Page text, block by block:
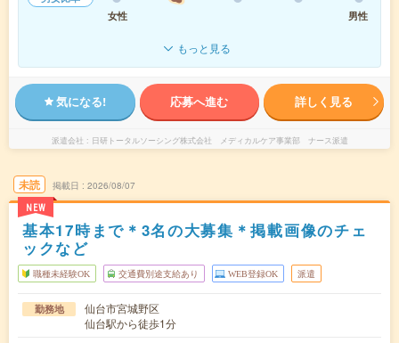
女性
男性
もっと見る
気になる! 応募へ進む 詳しく見る
派遣会社 日研トータルソーシング株式会社 メディカルケア事業部 ナース派遣
未読
NEW
掲載日 2026/08/07
基本17時まで＊3名の大募集＊掲載画像のチェ
ックなど
職種未経験OK 交通費別途支給あり WEB登録OK 派遣
勤務地
仙台市宮城野区
仙台駅から徒歩1分